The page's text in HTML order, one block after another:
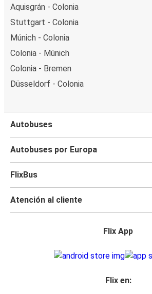
Aquisgrán - Colonia
Stuttgart - Colonia
Múnich - Colonia
Colonia - Múnich
Colonia - Bremen
Düsseldorf - Colonia
Autobuses
Autobuses por Europa
FlixBus
Atención al cliente
Flix App
Flix en: